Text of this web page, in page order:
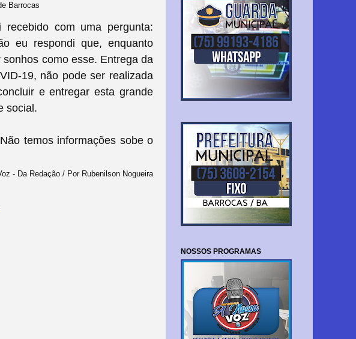
Barrocas
com uma pergunta:
eu respondi que, enquanto
como esse. Entrega da
19, não pode ser realizada
e entregar esta grande
social.
temos informações sobe o
- Da Redação / Por Rubenilson Nogueira
NOSSOS PROGRAMAS